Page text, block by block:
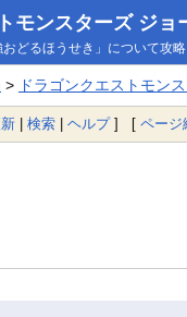
モンスターズ ジ
どるほうせき」について攻略
> ドラゴンクエストモン
| 検索 | ヘルプ] [ ページ